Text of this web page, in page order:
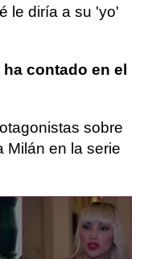
le diría a su 'yo'
contado en el
sobre
Milán en la serie